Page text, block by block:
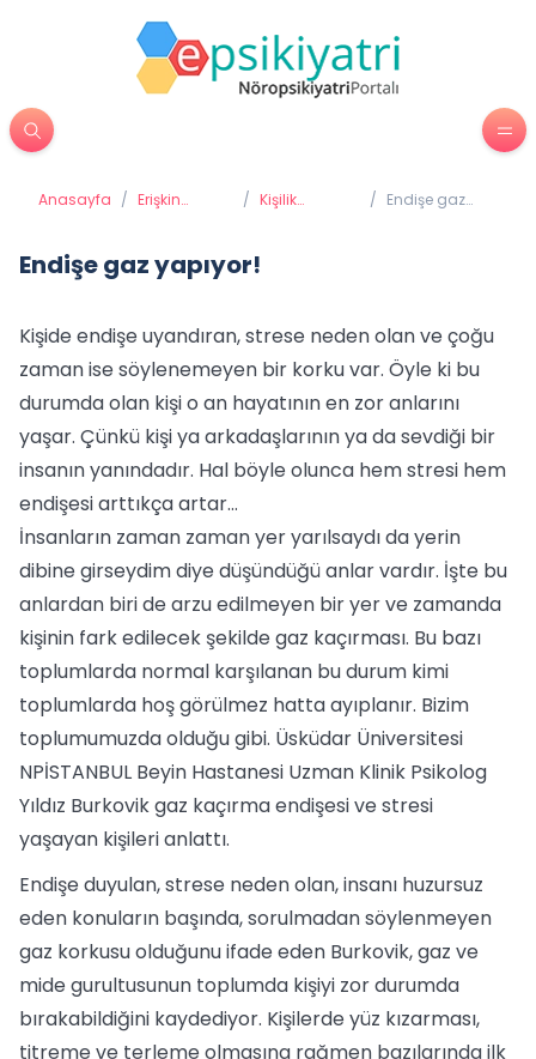
Anasayfa / Erişkin
/ Kişilik
/ Endişe gaz
Endişe gaz yapıyor!
Kişide endişe uyandıran, strese neden olan ve çoğu
zaman ise söylenemeyen bir korku var. Öyle ki bu
durumda olan kişi o an hayatının en zor anlarını
yaşar. Çünkü kişi ya arkadaşlarının ya da sevdiği bir
insanın yanındadır. Hal böyle olunca hem stresi hem
endişesi arttıkça artar…
İnsanların zaman zaman yer yarılsaydı da yerin
dibine girseydim diye düşündüğü anlar vardır. İşte bu
anlardan biri de arzu edilmeyen bir yer ve zamanda
kişinin fark edilecek şekilde gaz kaçırması. Bu bazı
toplumlarda normal karşılanan bu durum kimi
toplumlarda hoş görülmez hatta ayıplanır. Bizim
toplumumuzda olduğu gibi. Üsküdar Üniversitesi
NPİSTANBUL Beyin Hastanesi Uzman Klinik Psikolog
Yıldız Burkovik gaz kaçırma endişesi ve stresi
yaşayan kişileri anlattı.
Endişe duyulan, strese neden olan, insanı huzursuz
eden konuların başında, sorulmadan söylenmeyen
gaz korkusu olduğunu ifade eden Burkovik, gaz ve
mide gurultusunun toplumda kişiyi zor durumda
bırakabildiğini kaydediyor. Kişilerde yüz kızarması,
titreme ve terleme olmasına rağmen bazılarında ilk